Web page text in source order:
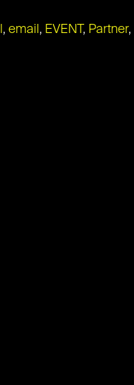
, email , EVENT, Partner,